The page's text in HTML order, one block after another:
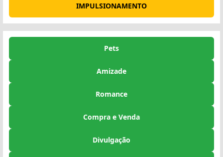
IMPULSIONAMENTO
Pets
Amizade
Romance
Compra e Venda
Divulgação